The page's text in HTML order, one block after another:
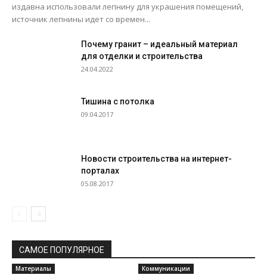
издавна использовали лепнину для украшения помещений,
источник лепнины идет со времен...
Почему гранит – идеальный материал
для отделки и строительства
24.04.2022
Тишина с потолка
09.04.2017
Новости строительства на интернет-
порталах
05.08.2017
САМОЕ ПОПУЛЯРНОЕ
Материалы Коммуникации